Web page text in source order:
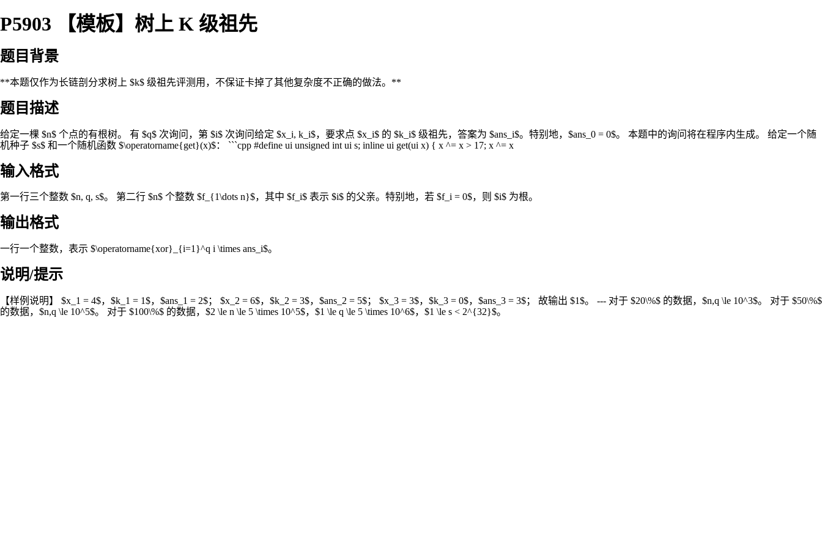
P5903 【模板】树上 K 级祖先
题目背景
**本题仅作为长链剖分求树上 $k$ 级祖先评测用，不保证卡掉了其他复杂度不正确的做法。**
题目描述
给定一棵 $n$ 个点的有根树。 有 $q$ 次询问，第 $i$ 次询问给定 $x_i, k_i$，要求点 $x_i$ 的 $k_i$ 级祖先，答案为 $ans_i$。特别地，$ans_0 = 0$。 本题中的询问将在程序内生成。 给定一个随
机种子 $s$ 和一个随机函数 $\operatorname{get}(x)$： ```cpp #define ui unsigned int ui s; inline ui get(ui x) { x ^= x > 17; x ^= x
输入格式
第一行三个整数 $n, q, s$。 第二行 $n$ 个整数 $f_{1\dots n}$，其中 $f_i$ 表示 $i$ 的父亲。特别地，若 $f_i = 0$，则 $i$ 为根。
输出格式
一行一个整数，表示 $\operatorname{xor}_{i=1}^q i \times ans_i$。
说明/提示
【样例说明】 $x_1 = 4$，$k_1 = 1$，$ans_1 = 2$； $x_2 = 6$，$k_2 = 3$，$ans_2 = 5$； $x_3 = 3$，$k_3 = 0$，$ans_3 = 3$； 故输出 $1$。 --- 对于 $20\%$ 的数据，$n,q \le 10^3$。 对于 $50\%$
的数据，$n,q \le 10^5$。 对于 $100\%$ 的数据，$2 \le n \le 5 \times 10^5$，$1 \le q \le 5 \times 10^6$，$1 \le s < 2^{32}$。